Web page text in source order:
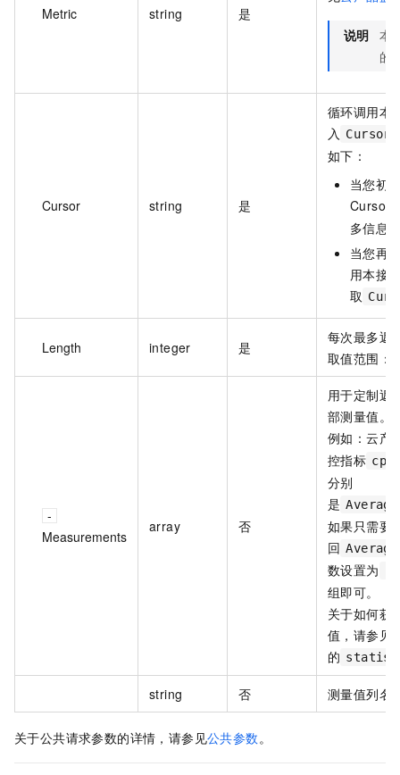
Metric string 是
说明 本
的
Cursor string 是
循环调用本
入
Cursor
如下：
当您初
Cursor
多信息
当您再
用本接
取
Length integer 是
每次最多返
取值范围：
Measurements
array 否
用于定制返
部测量值。
例如：云产
控指标
分别
是 Average
如果只需要
回 Average
数设置为
组即可。
关于如何获
值，请参见
的
string 否 测量值列名
关于公共请求参数的详情，请参见公共参数 。